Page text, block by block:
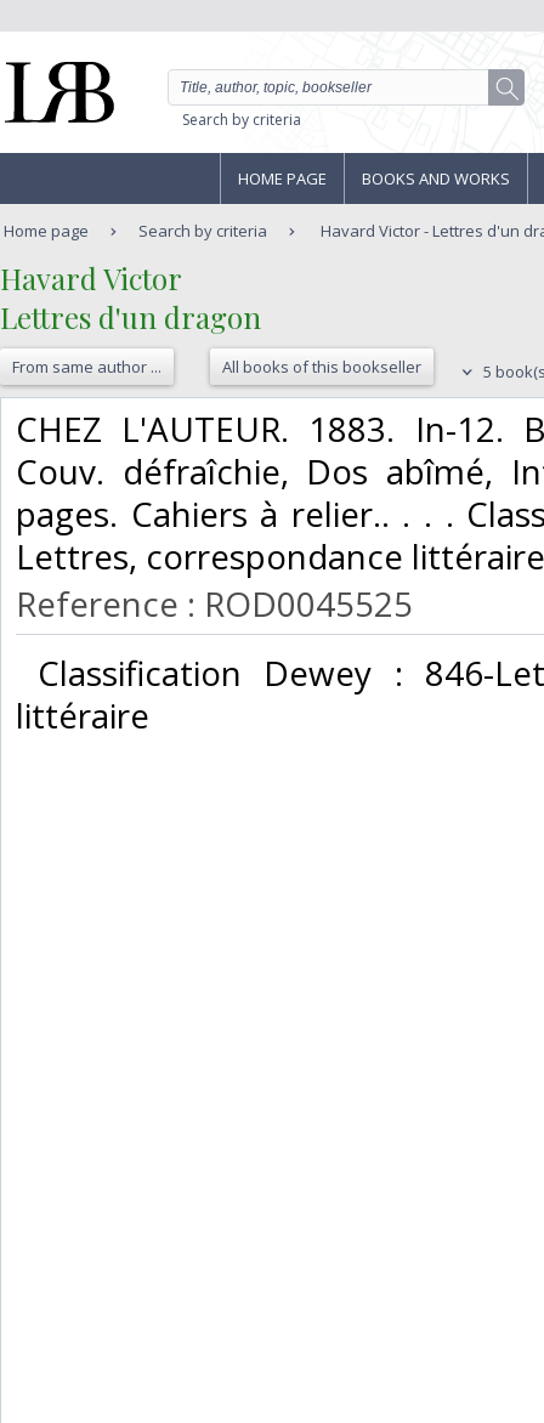
Search by criteria
HOME PAGE BOOKS AND WORKS
Home page Search by criteria Havard Victor - Lettres d'un
‎Havard Victor‎
‎Lettres d'un dragon‎
From same author ... All books of this bookseller 5
‎CHEZ L'AUTEUR. 1883. In-12.
Couv. défraîchie, Dos abîmé,
pages. Cahiers à relier.. . . .
Lettres, correspondance littéraire‎
Reference : ROD0045525
Classification Dewey : 846-
littéraire‎